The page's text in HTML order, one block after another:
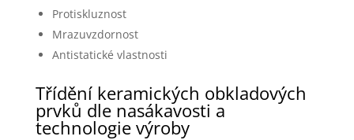
Protiskluznost
Mrazuvzdornost
Antistatické vlastnosti
Třídění keramických obkladových
prvků dle nasákavosti a
technologie výroby